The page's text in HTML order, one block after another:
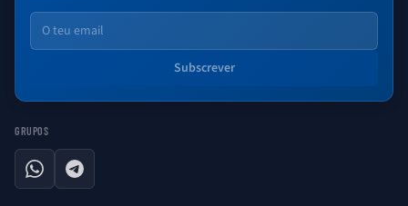
Email
Subscrever
GRUPOS
WhatsAppTelegram